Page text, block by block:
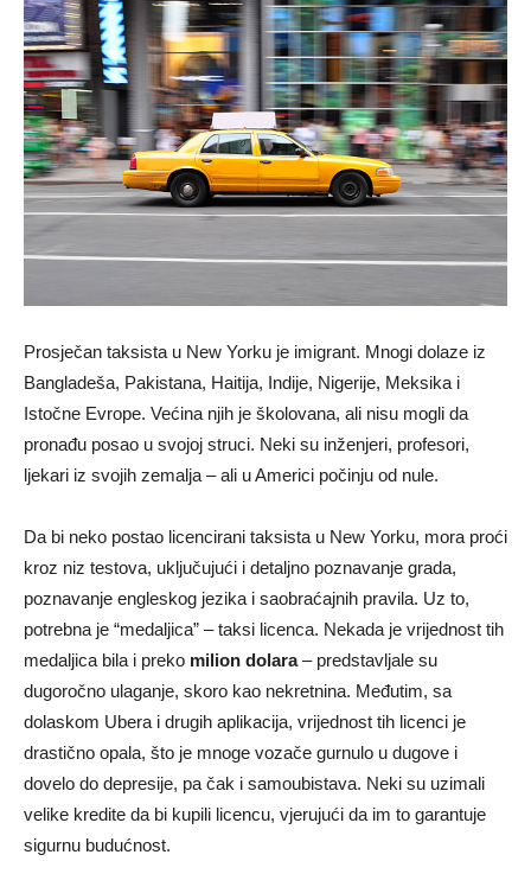
Prosječan taksista u New Yorku je imigrant. Mnogi dolaze iz
Bangladeša, Pakistana, Haitija, Indije, Nigerije, Meksika i
Istočne Evrope. Većina njih je školovana, ali nisu mogli da
pronađu posao u svojoj struci. Neki su inženjeri, profesori,
ljekari iz svojih zemalja – ali u Americi počinju od nule.
Da bi neko postao licencirani taksista u New Yorku, mora proći
kroz niz testova, uključujući i detaljno poznavanje grada,
poznavanje engleskog jezika i saobraćajnih pravila. Uz to,
potrebna je “medaljica” – taksi licenca. Nekada je vrijednost tih
medaljica bila i preko milion dolara– predstavljale su
dugoročno ulaganje, skoro kao nekretnina. Međutim, sa
dolaskom Ubera i drugih aplikacija, vrijednost tih licenci je
drastično opala, što je mnoge vozače gurnulo u dugove i
dovelo do depresije, pa čak i samoubistava. Neki su uzimali
velike kredite da bi kupili licencu, vjerujući da im to garantuje
sigurnu budućnost.